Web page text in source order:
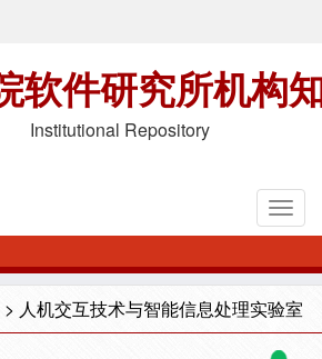
软件研究所机构
Institutional Repository
> 人机交互技术与智能信息处理实验室